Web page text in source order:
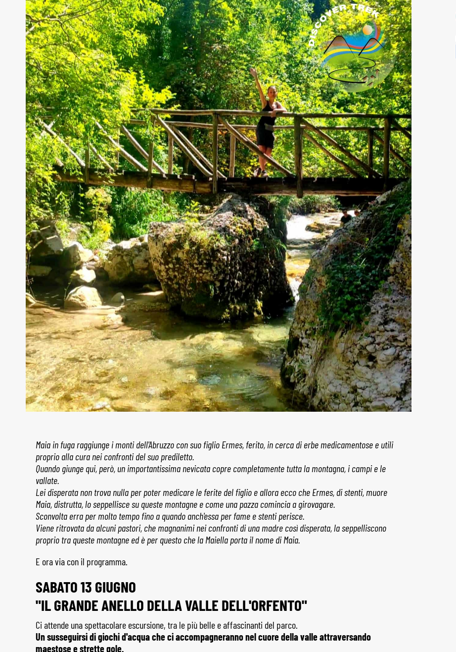
Maia in fuga raggiunge i monti dell'Abruzzo con suo figlio Ermes, ferito, in cerca di erbe medicamentose e utili
proprio alla cura nei confronti del suo prediletto.
Quando giunge qui, però, un importantissima nevicata copre completamente tutta la montagna, i campi e le
vallate.
Lei disperata non trova nulla per poter medicare le ferite del figlio e allora ecco che Ermes, di stenti, muore
Maia, distrutta, lo seppellisce su queste montagne e come una pazza comincia a girovagare.
Sconvolta erra per molto tempo fino a quando anch'essa per fame e stenti perisce.
Viene ritrovata da alcuni pastori, che magnanimi nei confronti di una madre così disperata, la seppelliscono
proprio tra queste montagne ed è per questo che la Maiella porta il nome di Maia.
E ora via con il programma.
SABATO 13 GIUGNO
"IL GRANDE ANELLO DELLA VALLE DELL'ORFENTO"
Ci attende una spettacolare escursione, tra le più belle e affascinanti del parco.
Un susseguirsi di giochi d'acqua che ci accompagneranno nel cuore della valle attraversando
maestose e strette gole.